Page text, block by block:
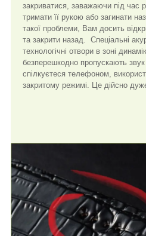
закриватися, заважаючи під час
тримати її рукою або загинати
такої проблеми, Вам досить
та закрити назад. Спеціальні
технологічні отвори в зоні
безперешкодно пропускають звук
спілкуєтеся телефоном,
закритому режимі. Це дійсно